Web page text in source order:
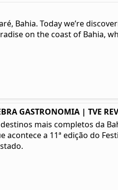
Bahia. Today we’re
on the coast of Bahia,
GASTRONOMIA | TVE
mais completos da
acontece a 11ª edição do